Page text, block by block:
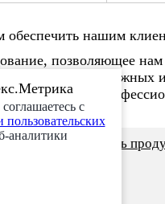
нашим
позволяющее
сложных
команда
месяца Заказать
с
аналитики